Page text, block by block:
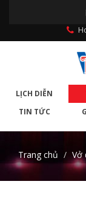
LỊCH DIỄN
TIN TỨC
Trang chủ Vở